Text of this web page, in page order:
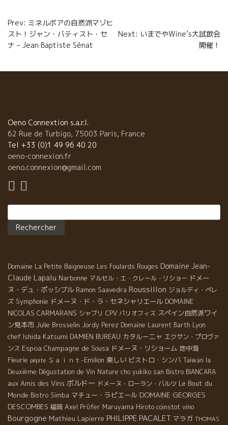
o
k
r
e
Navigation
de
Prev: ミネルボアの自然派マゾヒ
スト！ジャン・バティスト・セ
ナ – Jean Baptiste Sénat
Next: いまでやWine’s大試飲会
開催！
Oeno Connextion s.a.r.l.
62 Rue de Turbigo, 75003 Paris, France
Tel +33 (0)1 49 96 40 20
oeno-connexion.fr
oeno.connexion@gmail.com
Domaine La Petite Baigneuse Les Foulards Rouges Domaine Jean-
Claude Lapalu Narbonne マルセル・エ・クレール・リショー ドメー
ヌ・デュ・ポッシブル Ramon Saavedra Roussillon ジョルディ・ペレ
ズ Symphonie ドメーヌ・ド・ラ・セネシャリエール DOMAINE
NICOLAS CARMARANS シャブリ CPV パリオフィス スペイン自然派ワイ
ン見本市 Julie Brosselin Jordy Perez Domaine Laurent Barth Lyon
chef Ishida Katsumi DAMIEN BUREAU カタルーニャ エクサン・プロヴァ
ンス Espoa Champagne de Sousa ドメーヌ・リショーム 地中海
Fleurie pépite Ｓａｉｎｔ-Emilion 楽しい ビストロ・シンバ Taiwan la
Deuxième Dégustation de Vin Nature cho yukiko san Bistro BIANCARA
aux Amis des Vins ボルドー ドメーヌ・ローラン・バルツ Le Bout du
Monde Bistro Simba マチュー・ラピエール DOMAINE GEORGES
DESCOMBES 福岡 Axel Prϋfer Maruyama Hiroto coinstot vino
Bourgogne Mathieu Lapierre PHILIPPE PACALET マラガ THOMAS